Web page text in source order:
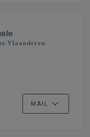
Vlaanderen
MAIL